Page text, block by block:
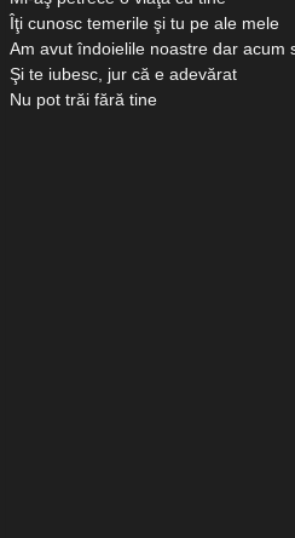
Îţi cunosc temerile şi tu pe ale mele
Am avut îndoielile noastre dar acum
Şi te iubesc, jur că e adevărat
Nu pot trăi fără tine